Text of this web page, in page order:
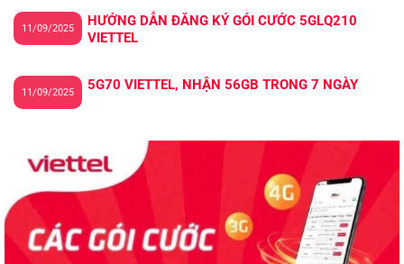
HƯỚNG DẪN ĐĂNG KÝ GÓI CƯỚC 5GLQ210
VIETTEL
11/09/2025
5G70 VIETTEL, NHẬN 56GB TRONG 7 NGÀY
11/09/2025